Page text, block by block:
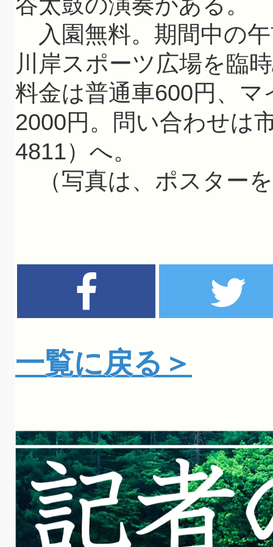
谷太鼓の演奏がある。
入園無料。期間中の
川岸スポーツ広場を臨
料金は普通車600円、
2000円。問い合わせは
4811）へ。
（写真は、ポスター
一覧に戻る＞